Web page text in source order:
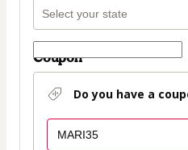
Coupon
Do you have a